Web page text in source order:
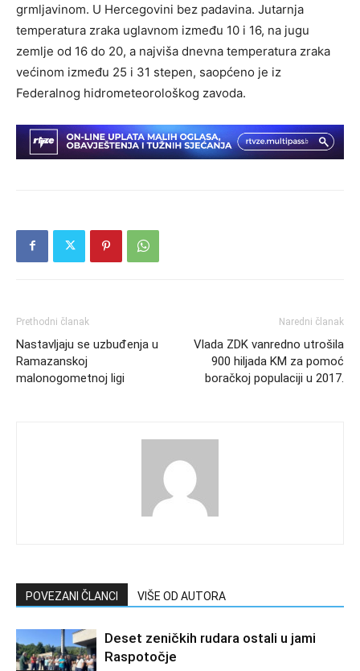
grmljavinom. U Hercegovini bez padavina. Jutarnja
temperatura zraka uglavnom između 10 i 16, na jugu
zemlje od 16 do 20, a najviša dnevna temperatura zraka
većinom između 25 i 31 stepen, saopćeno je iz
Federalnog hidrometeorološkog zavoda.
Prethodni članak
Nastavljaju se uzbuđenja u
Ramazanskoj
malonogometnoj ligi
Naredni članak
Vlada ZDK vanredno utrošila
900 hiljada KM za pomoć
boračkoj populaciji u 2017.
POVEZANI ČLANCI VIŠE OD AUTORA
Deset zeničkih rudara ostali u jami
Raspotočje